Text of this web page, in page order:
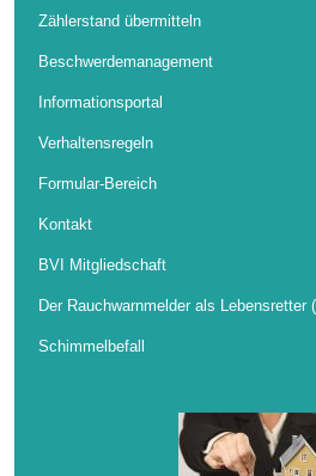
Zählerstand übermitteln
Beschwerdemanagement
Informationsportal
Verhaltensregeln
Formular-Bereich
Kontakt
BVI Mitgliedschaft
Der Rauchwarnmelder als Lebensretter
Schimmelbefall